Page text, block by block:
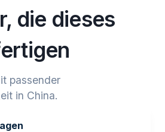
die dieses
passender
in China.